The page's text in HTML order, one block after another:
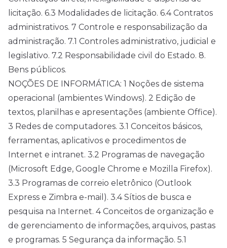
licitação. 6.3 Modalidades de licitação. 6.4 Contratos
administrativos. 7 Controle e responsabilização da
administração. 7.1 Controles administrativo, judicial e
legislativo. 7.2 Responsabilidade civil do Estado. 8.
Bens públicos.
NOÇÕES DE INFORMÁTICA: 1 Noções de sistema
operacional (ambientes Windows). 2 Edição de
textos, planilhas e apresentações (ambiente Office).
3 Redes de computadores. 3.1 Conceitos básicos,
ferramentas, aplicativos e procedimentos de
Internet e intranet. 3.2 Programas de navegação
(Microsoft Edge, Google Chrome e Mozilla Firefox).
3.3 Programas de correio eletrônico (Outlook
Express e Zimbra e-mail). 3.4 Sítios de busca e
pesquisa na Internet. 4 Conceitos de organização e
de gerenciamento de informações, arquivos, pastas
e programas. 5 Segurança da informação. 5.1